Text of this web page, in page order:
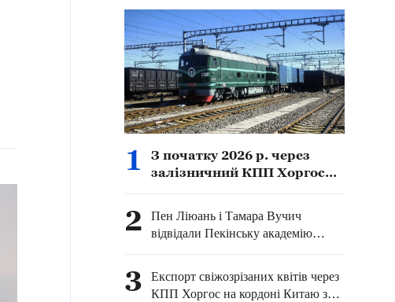
1
З початку 2026 р. через
залізничний КПП Хоргос
Центральна Азія
2 Пен Ліюань і Тамара Вучич
відвідали Пекінську академію
танцю
3 Експорт свіжозрізаних квітів через
КПП Хоргос на кордоні Китаю з